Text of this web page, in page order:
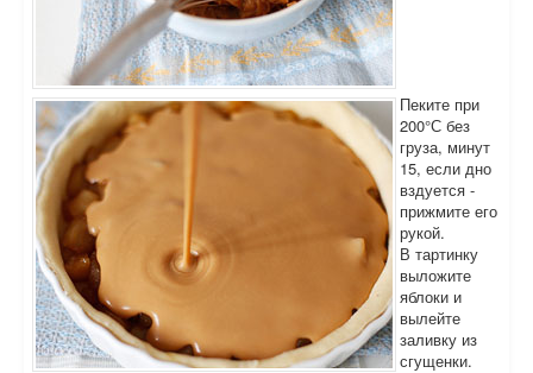
Пеките при
200°С без
груза, минут
15, если дно
вздуется -
прижмите его
рукой.
В тартинку
выложите
яблоки и
вылейте
заливку из
сгущенки.